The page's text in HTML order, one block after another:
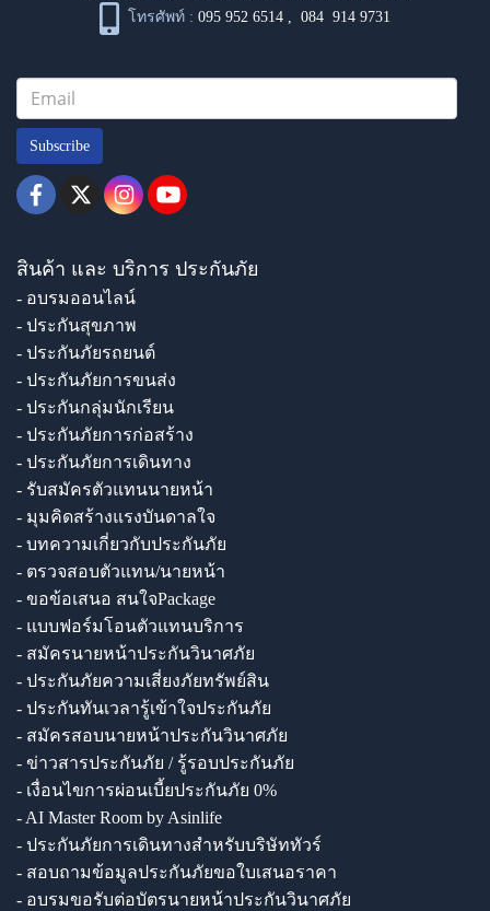
โทรศัพท์ : 095 952 6514 ,084 914 9731
Subscribe
สินค้า และ บริการ ประกันภัย
- อบรมออนไลน์
- ประกันสุขภาพ
- ประกันภัยรถยนต์
- ประกันภัยการขนส่ง
- ประกันกลุ่มนักเรียน
- ประกันภัยการก่อสร้าง
- ประกันภัยการเดินทาง
- รับสมัครตัวแทนนายหน้า
- มุมคิดสร้างแรงบันดาลใจ
- บทความเกี่ยวกับประกันภัย
- ตรวจสอบตัวแทน/นายหน้า
- ขอข้อเสนอ สนใจPackage
- แบบฟอร์มโอนตัวแทนบริการ
- สมัครนายหน้าประกันวินาศภัย
- ประกันภัยความเสี่ยงภัยทรัพย์สิน
- ประกันทันเวลารู้เข้าใจประกันภัย
- สมัครสอบนายหน้าประกันวินาศภัย
- ข่าวสารประกันภัย / รู้รอบประกันภัย
- เงื่อนไขการผ่อนเบี้ยประกันภัย 0%
- AI Master Room by Asinlife
- ประกันภัยการเดินทางสำหรับบริษัททัวร์
- สอบถามข้อมูลประกันภัยขอใบเสนอราคา
- อบรมขอรับต่อบัตรนายหน้าประกันวินาศภัย